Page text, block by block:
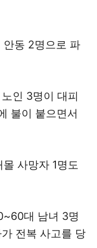
동 2명으로 파
인 3명이 대피
불이 붙으면서
사망자 1명도
대 남녀 3명
전복 사고를 당